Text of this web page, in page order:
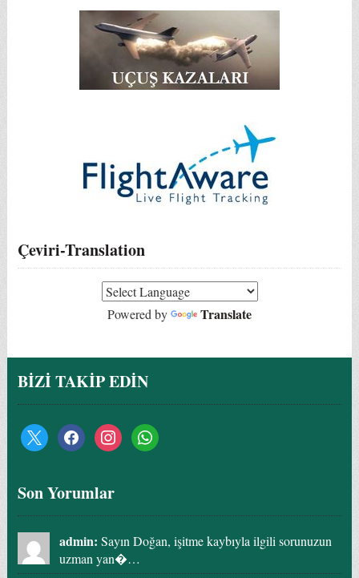
Çeviri-Translation
Powered by Translate
BİZİ TAKİP EDİN
Son Yorumlar
admin: Sayın Doğan, işitme kaybıyla ilgili sorunuzun
uzman yan�…